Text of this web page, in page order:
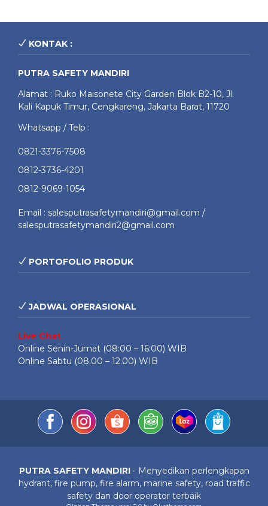
KONTAK :
PUTRA SAFETY MANDIRI
Alamat : Ruko Maisonete City Garden Blok B2-10, Jl.
Kali Kapuk Timur, Cengkareng, Jakarta Barat, 11720
Whatsapp / Telp :
0821-3376-7508
0812-3736-4201
0812-9069-1054
Email : salesputrasafetymandiri@gmail.com /
salesputrasafetymandiri2@gmail.com
PORTOFOLIO PRODUK
JADWAL OPERASIONAL
Live Chat
Online Senin-Jumat (08:00 – 16:00) WIB
Online Sabtu (08.00 – 12.00) WIB
PUTRA SAFETY MANDIRI- Menyedikan perlengkapan
hydrant, fire pump, fire alarm, marine safety, road traffic
safety dan door operator terbaik